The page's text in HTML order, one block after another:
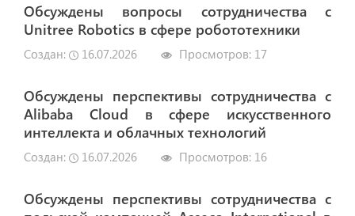
Обсуждены вопросы сотрудничества с
Unitree Robotics в сфере робототехники
Создан: 16.07.2026 Просмотров: 17
Обсуждены перспективы сотрудничества с
Alibaba Cloud в сфере искусственного
интеллекта и облачных технологий
Создан: 16.07.2026 Просмотров: 16
Обсуждены перспективы сотрудничества с